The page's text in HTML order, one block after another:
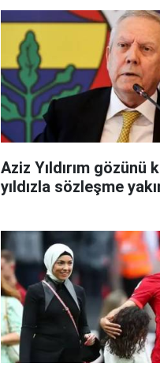
Aziz Yıldırım gözünü
yıldızla sözleşme